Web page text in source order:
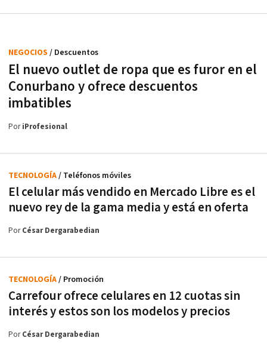
El nuevo outlet de ropa que es furor en el
Conurbano y ofrece descuentos
imbatibles
NEGOCIOS / Descuentos
PoriProfesional
El celular más vendido en Mercado Libre es el
nuevo rey de la gama media y está en oferta
TECNOLOGÍA/ Teléfonos móviles
PorCésar Dergarabedian
Carrefour ofrece celulares en 12 cuotas sin
interés y estos son los modelos y precios
TECNOLOGÍA/ Promoción
PorCésar Dergarabedian